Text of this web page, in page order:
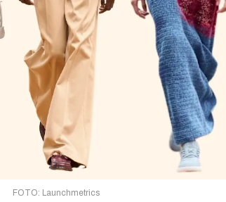
FOTO: Launchmetrics